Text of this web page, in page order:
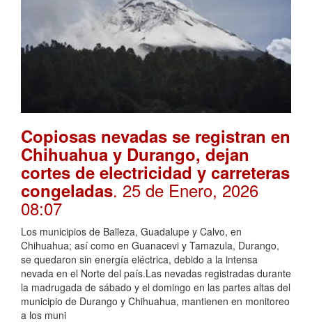
Copiosas nevadas se registran en
Chihuahua y Durango, dejan
cortes de electricidad y carreteras
congeladas. 25 de Enero, 2026
08:07
Los municipios de Balleza, Guadalupe y Calvo, en
Chihuahua; así como en Guanacevi y Tamazula, Durango,
se quedaron sin energía eléctrica, debido a la intensa
nevada en el Norte del país.Las nevadas registradas durante
la madrugada de sábado y el domingo en las partes altas del
municipio de Durango y Chihuahua, mantienen en monitoreo
a los muni